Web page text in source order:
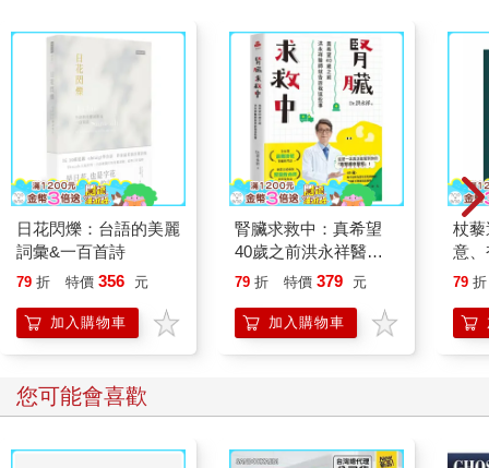
想像一下：當我們在網路上搜尋資料、在社群媒體分享照片、或
用手機支付時，背後其實都涉及無數的「政策選擇」—個人的和
政府的選擇，是保護隱私，還是自我揭露？是維護國家安全，還
是資訊自由？是自由流通，還是打擊假消息？這些選擇，就是
「資訊政策」的核心。
政策研究領域對於「政策」的定義存在多種觀點，反映出不同學
者從各自學科背景出發的不同理解。2008 年，麥克魯爾與傑格
（McClure & Jaeger）從公共管理的角度出發，將政策定義為
「提供個人、組織和政府機構的決策和行動的方針」。這個定義
強調了政策的指導功能，將其視為行動的依據和準則。2010 年，
圖書館資訊學者理查．魯賓（Richard E. Rubin）則從法律制度的
角度切入，認為「政策」通常指涉政治法律或法規，但也可能意
指更多地方性的規則或慣例，這種理解突顯政策的制度化特徵。
更早在1990 年，蒙特維洛夫（Victor Montviloff）為聯合國教科文
組織編寫的《國家資訊政策：國家資訊政策之制定、核准、實施
與運作手冊》（National Information Policies – A Handbook on the
Formulation, Approval, Implementation and Operation of a
策視為「一套原則和策略，指導實現既定目標的行動方針」，並
日花閃爍：台語的美麗
詞彙&一百首詩
79 折 特價 356 元
加入購物車
腎臟求救中：真希望
40歲之前洪永祥醫師
就告訴我這些事
79 折 特價 379 元
加入購物車
杖
意
恭
79 折
您可能會喜歡